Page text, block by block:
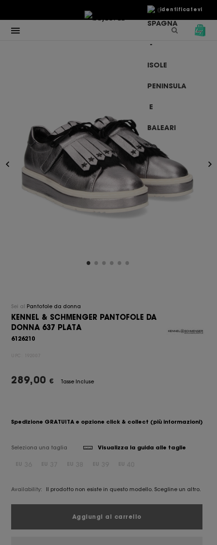
Identificatevi
€
Sei al Pantofole da donna
KENNEL & SCHMENGER PANTOFOLE DA
DONNA 637 PLATA
6126210
UPC: 192007
289,00 € Tasse Incluse
Spedizione GRATUITA e opzione click & collect (più informazioni)
Seleziona una taglia Visualizza la guida alle taglie
Availability: Il prodotto non esiste in questo modello. Scegline un altro.
Aggiungi al carrello